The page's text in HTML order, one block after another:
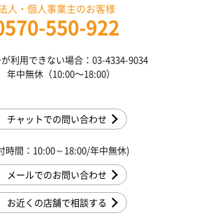
人・個人事業主のお客様
550-922
が利用できない場合：03-4334-9034
年中無休（10:00〜18:00）
チャットでの問い合わせ
時間：10:00～18:00/年中無休)
メールでのお問い合わせ
お近くの店舗で相談する